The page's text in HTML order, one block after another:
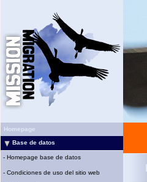
Homepage
Base de datos
- Homepage base de datos
- Condiciones de uso del sitio web